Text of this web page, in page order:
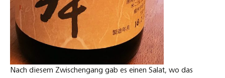
Nach diesem Zwischengang gab es einen Salat, wo das